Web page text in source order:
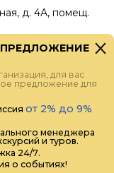
д. 4А, помещ.
для вас
предложение для
от 2% до 9%
менеджера
и туров.
24/7.
о событиях!